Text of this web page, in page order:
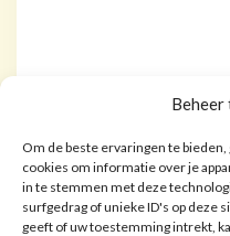
Beheer
Om de beste ervaringen te
cookies om informatie over je
in te stemmen met deze
surfgedrag of unieke ID's op deze
geeft of uw toestemming intrekt,